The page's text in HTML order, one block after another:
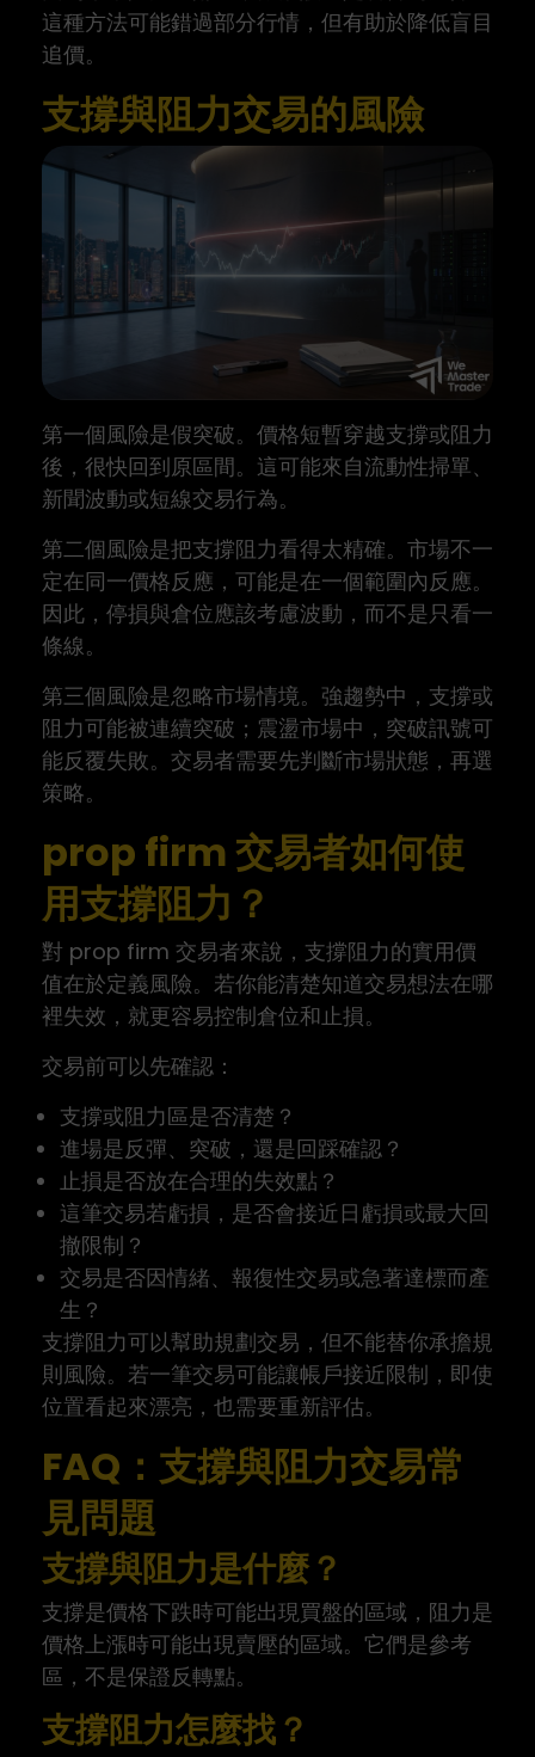
這種方法可能錯過部分行情，但有助於降低盲目
追價。
支撐與阻力交易的風險
第一個風險是假突破。價格短暫穿越支撐或阻力
後，很快回到原區間。這可能來自流動性掃單、
新聞波動或短線交易行為。
第二個風險是把支撐阻力看得太精確。市場不一
定在同一價格反應，可能是在一個範圍內反應。
因此，停損與倉位應該考慮波動，而不是只看一
條線。
第三個風險是忽略市場情境。強趨勢中，支撐或
阻力可能被連續突破；震盪市場中，突破訊號可
能反覆失敗。交易者需要先判斷市場狀態，再選
策略。
prop firm 交易者如何使
用支撐阻力？
對 prop firm 交易者來說，支撐阻力的實用價
值在於定義風險。若你能清楚知道交易想法在哪
裡失效，就更容易控制倉位和止損。
交易前可以先確認：
支撐或阻力區是否清楚？
進場是反彈、突破，還是回踩確認？
止損是否放在合理的失效點？
這筆交易若虧損，是否會接近日虧損或最大回
撤限制？
交易是否因情緒、報復性交易或急著達標而產
生？
支撐阻力可以幫助規劃交易，但不能替你承擔規
則風險。若一筆交易可能讓帳戶接近限制，即使
位置看起來漂亮，也需要重新評估。
FAQ：支撐與阻力交易常
見問題
支撐與阻力是什麼？
支撐是價格下跌時可能出現買盤的區域，阻力是
價格上漲時可能出現賣壓的區域。它們是參考
區，不是保證反轉點。
支撐阻力怎麼找？